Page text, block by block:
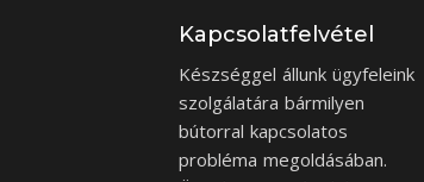
Kapcsolatfelvétel
Készséggel állunk ügyfeleink
szolgálatára bármilyen
bútorral kapcsolatos
probléma megoldásában.